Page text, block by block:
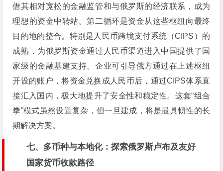
借其相对宽松的金融监管和与俄罗斯的经济联系，成为
理想的资金中转站。第二循环是资金从这些枢纽向最终
目的地的整合。特别是人民币跨境支付系统（CIPS）的
成熟，为俄罗斯资金通过人民币渠道进入中国提供了国
家级的金融基建支持。企业可引导俄方通过在上述枢纽
开设的账户，将资金兑换成人民币后，通过CIPS体系直
接汇入国内，极大地提升了安全性和稳定性。这套“组合
拳”模式虽然设置复杂，但一旦建成，将是最具韧性的长
期解决方案。
七、多币种与本地化：探索俄罗斯卢布及友好
国家货币收款路径